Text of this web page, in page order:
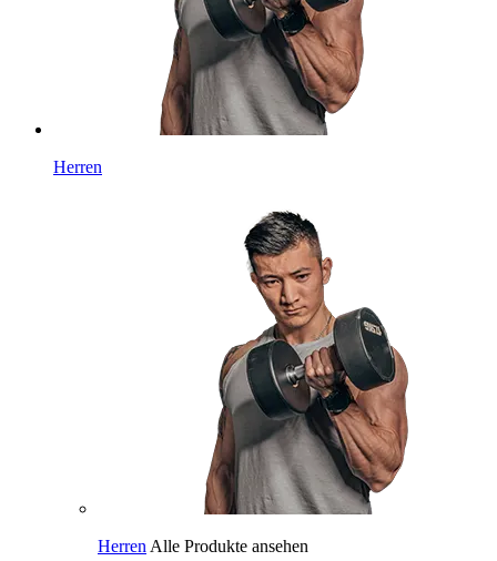
Herren
Herren Alle Produkte ansehen